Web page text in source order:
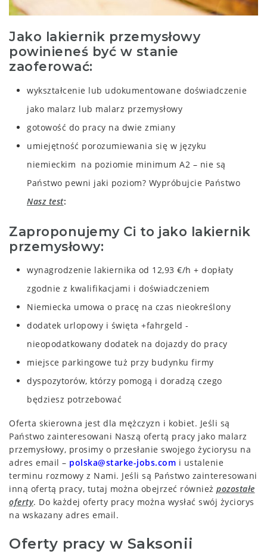
Jako lakiernik przemysłowy
powinieneś być w stanie
zaoferować:
wykształcenie lub udokumentowane doświadczenie
jako malarz lub malarz przemysłowy
gotowość do pracy na dwie zmiany
umiejętność porozumiewania się w języku
niemieckim na poziomie minimum A2 – nie są
Państwo pewni jaki poziom? Wypróbujcie Państwo
Nasz test
Zaproponujemy Ci to jako lakiernik
przemysłowy:
wynagrodzenie lakiernika od 12,93 €/h + dopłaty
zgodnie z kwalifikacjami i doświadczeniem
Niemiecka umowa o pracę na czas nieokreślony
dodatek urlopowy i święta +fahrgeld -
nieopodatkowany dodatek na dojazdy do pracy
miejsce parkingowe tuż przy budynku firmy
dyspozytorów, którzy pomogą i doradzą czego
będziesz potrzebować
Oferta skierowna jest dla mężczyzn i kobiet. Jeśli są
Państwo zainteresowani Naszą ofertą pracy jako malarz
przemysłowy, prosimy o przesłanie swojego życiorysu na
adres email – polska@starke-jobs.com i ustalenie
terminu rozmowy z Nami. Jeśli są Państwo zainteresowani
inną ofertą pracy, tutaj można obejrzeć również pozostałe
oferty. Do każdej oferty pracy można wysłać swój życiorys
na wskazany adres email.
Oferty pracy w Saksonii